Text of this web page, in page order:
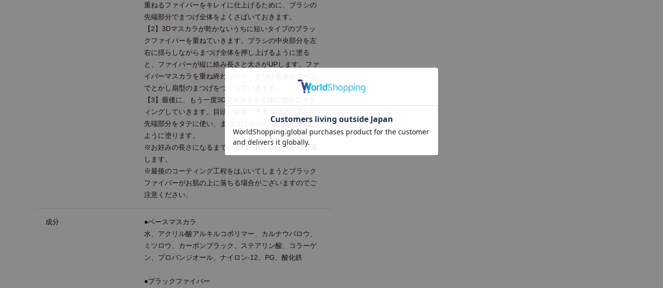
重ねるファイバーをキレイに仕上げるために、ブラシの
先端部分でまつげ全体をよくさばいておきます。
【2】3Dマスカラが乾かないうちに短いタイプのブラッ
クファイバーを重ねていきます。ブラシの中央部分を左
右に揺らしながらまつげ全体を押し上げるように塗る
と、ファイバーが縦に絡み長さと太さがUPします。ファ
イバーマスカラを重ね終わったら、まつげ全体をコーム
でとかし扇型のまつげをつくっていきます。
【3】最後に、もう一度3Dマスカラを全体に塗りコーテ
ィングしていきます。目頭、目尻、下まつげはブラシの
先端部分をタテに使い、まつげにそって1本1本を伸ばす
ように塗ります。
※お好みの長さになるまで、【1】【2】の工程を繰り返
します。
※最後のコーティング工程をはぶいてしまうとブラック
ファイバーがお肌の上に落ちる場合がございますのでご
注意ください。
成分
●ベースマスカラ
水、アクリル酸アルキルコポリマー、カルナウバロウ、
ミツロウ、カーボンブラック、ステアリン酸、コラーゲ
ン、プロパンジオール、ナイロン-12、PG、酸化鉄
●ブラックファイバー